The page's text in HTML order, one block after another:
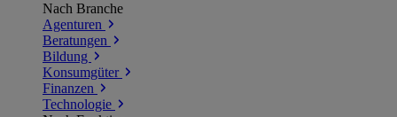
Nach Branche
Agenturen
Beratungen
Bildung
Konsumgüter
Finanzen
Technologie